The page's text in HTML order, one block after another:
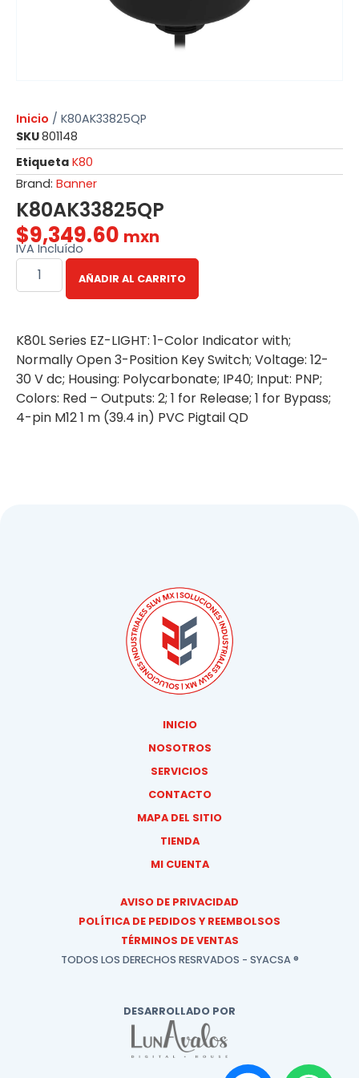
Inicio / K80AK33825QP
SKU801148
Etiqueta K80
Brand: Banner
K80AK33825QP
$9,349.60 mxn
IVA Incluído
AÑADIR AL CARRITO
K80L Series EZ-LIGHT: 1-Color Indicator with;
Normally Open 3-Position Key Switch; Voltage: 12-
30 V dc; Housing: Polycarbonate; IP40; Input: PNP;
Colors: Red – Outputs: 2; 1 for Release; 1 for Bypass;
4-pin M12 1 m (39.4 in) PVC Pigtail QD
INICIO
NOSOTROS
SERVICIOS
CONTACTO
MAPA DEL SITIO
TIENDA
MI CUENTA
AVISO DE PRIVACIDAD
POLÍTICA DE PEDIDOS Y REEMBOLSOS
TÉRMINOS DE VENTAS
TODOS LOS DERECHOS RESRVADOS - SYACSA ®
DESARROLLADO POR